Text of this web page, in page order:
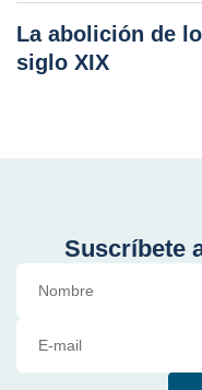
La abolición de
siglo XIX
Suscríbete